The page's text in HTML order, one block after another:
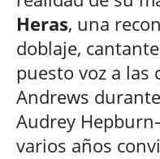
Heras, una
doblaje,
puesto voz a las
Andrews
Audrey
varios años